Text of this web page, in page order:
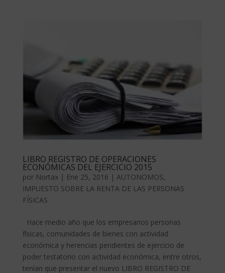
LIBRO REGISTRO DE OPERACIONES
ECONÓMICAS DEL EJERCICIO 2015
por Nortax| Ene 25, 2016 | AUTONOMOS,
IMPUESTO SOBRE LA RENTA DE LAS PERSONAS
FÍSICAS
Hace medio año que los empresarios personas
físicas, comunidades de bienes con actividad
económica y herencias pendientes de ejercicio de
poder testatorio con actividad económica, entre otros,
tenían que presentar el nuevo LIBRO REGISTRO DE